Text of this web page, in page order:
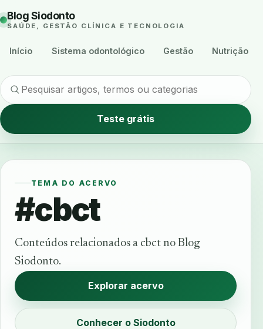
Blog Siodonto
SAÚDE, GESTÃO CLÍNICA E TECNOLOGIA
Início Sistema odontológico Gestão Nutrição
Teste grátis
TEMA DO ACERVO
#cbct
Conteúdos relacionados a cbct no Blog
Siodonto.
Explorar acervo
Conhecer o Siodonto